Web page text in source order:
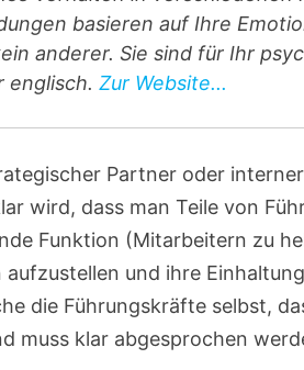
basieren auf Ihre
anderer. Sie sind für Ihr
englisch.Zur Website...
Partner oder
wird, dass man Teile von
Funktion (Mitarbeitern zu
und ihre
die Führungskräfte selbst,
muss klar abgesprochen